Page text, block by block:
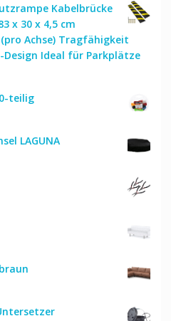
Kabelbrücke
x 30 x 4,5 cm
Achse) Tragfähigkeit
Design Ideal für Parkplätze
teilig
LAGUNA